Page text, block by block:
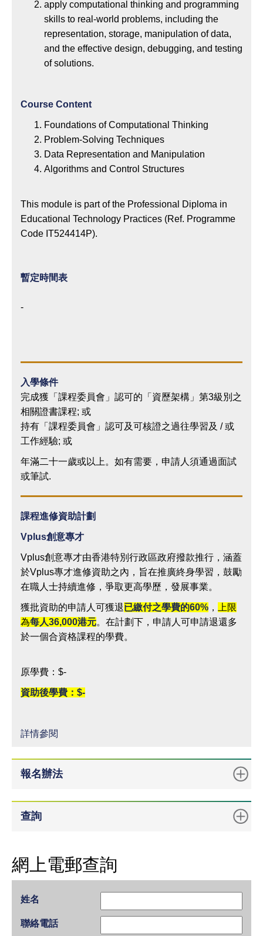
apply computational thinking and programming
skills to real-world problems, including the
representation, storage, manipulation of data,
and the effective design, debugging, and testing
of solutions.
Course Content
Foundations of Computational Thinking
Problem-Solving Techniques
Data Representation and Manipulation
Algorithms and Control Structures
This module is part of the Professional Diploma in
Educational Technology Practices (Ref. Programme
Code IT524414P).
暫定時間表
-
入學條件
完成獲「課程委員會」認可的「資歷架構」第3級別之
相關證書課程; 或
持有「課程委員會」認可及可核證之過往學習及 / 或
工作經驗; 或
年滿二十一歲或以上。如有需要，申請人須通過面試
或筆試.
課程進修資助計劃
Vplus創意專才
Vplus創意專才由香港特別行政區政府撥款推行，涵蓋
於Vplus專才進修資助之內，旨在推廣終身學習，鼓勵
在職人士持續進修，爭取更高學歷，發展事業。
獲批資助的申請人可獲退已繳付之學費的60% ，
上限
為每人36,000港元。在計劃下，申請人可申請退還多
於一個合資格課程的學費。
原學費：$-
資助後學費：$-
詳情參閱
報名辦法
查詢
網上電郵查詢
姓名
聯絡電話